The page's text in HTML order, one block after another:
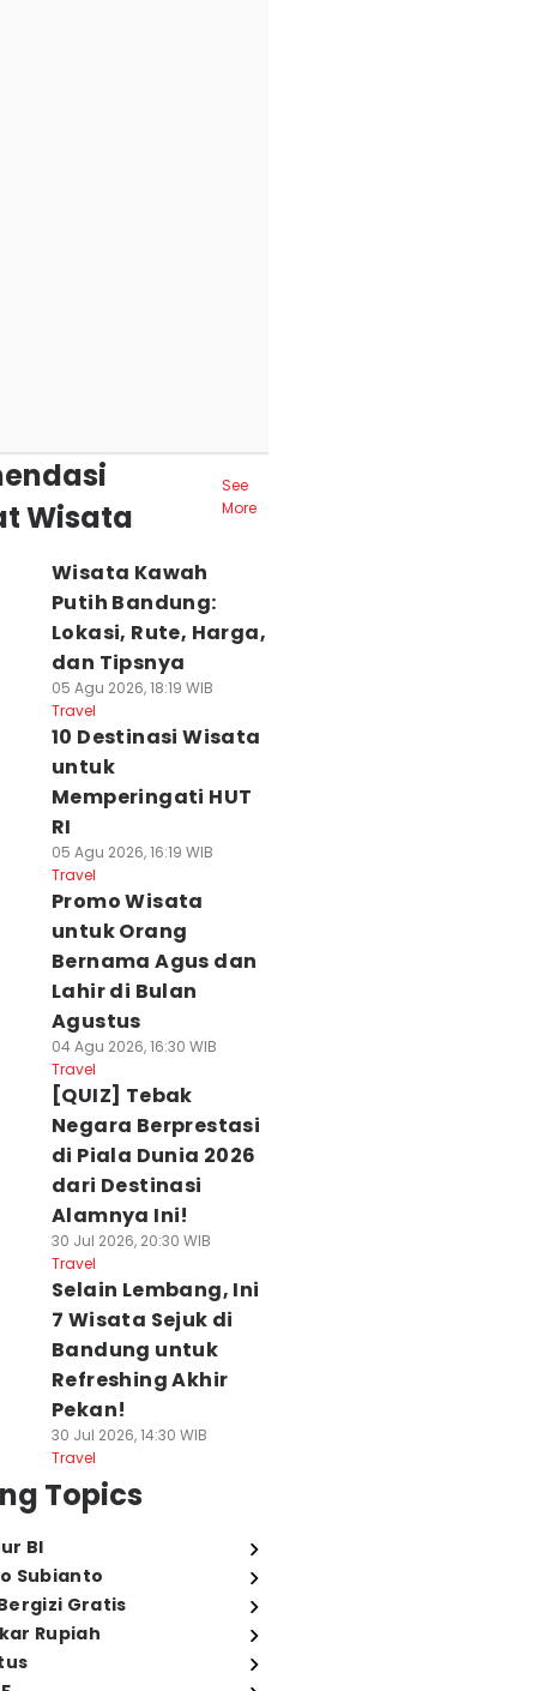
Wisata
See
More
Wisata Kawah
Putih Bandung:
Lokasi, Rute, Harga,
dan Tipsnya
05 Agu 2026, 18:19 WIB
Travel
10 Destinasi Wisata
untuk
Memperingati HUT
RI
05 Agu 2026, 16:19 WIB
Travel
Promo Wisata
untuk Orang
Bernama Agus dan
Lahir di Bulan
Agustus
04 Agu 2026, 16:30 WIB
Travel
[QUIZ] Tebak
Negara Berprestasi
di Piala Dunia 2026
dari Destinasi
Alamnya Ini!
30 Jul 2026, 20:30 WIB
Travel
Selain Lembang, Ini
7 Wisata Sejuk di
Bandung untuk
Refreshing Akhir
Pekan!
30 Jul 2026, 14:30 WIB
Travel
Topics
BI
Subianto
Gratis
Rupiah